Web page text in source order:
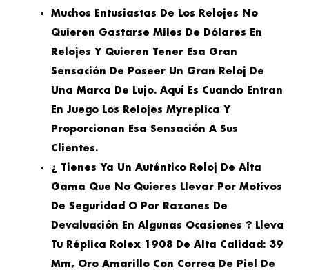
Muchos Entusiastas De Los Relojes No
Quieren Gastarse Miles De Dólares En
Relojes Y Quieren Tener Esa Gran
Sensación De Poseer Un Gran Reloj De
Una Marca De Lujo. Aquí Es Cuando Entran
En Juego Los Relojes Myreplica Y
Proporcionan Esa Sensación A Sus
Clientes.
¿ Tienes Ya Un Auténtico Reloj De Alta
Gama Que No Quieres Llevar Por Motivos
De Seguridad O Por Razones De
Devaluación En Algunas Ocasiones ? Lleva
Tu Réplica Rolex 1908 De Alta Calidad: 39
Mm, Oro Amarillo Con Correa De Piel De